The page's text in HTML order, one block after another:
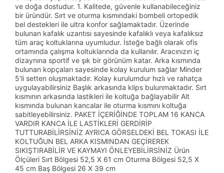
ve doğa dostudur. 1. Kalitede, güvenle kullanabileceğiniz
bir üründür. Sırt ve oturma kısmındaki bombeli ortopedik
bel destekleri ile ultra konfor sağlamaktadır. Üzerinde
bulunan kafalık uzantısı sayesinde kafalıklı veya kafalıksız
tüm araç koltuklarına uyumludur. İsteğe bağlı olarak ofis
ortamında çalışma koltuklarında da kullanılır. Aracınızın iç
dizaynına sportif ve şık bir görünüm katar. Arka kısmında
bulunan kopçaları sayesinde kolay kurulum sağlar Minder
5'li setten oluşmaktadır. Kolay kurulumdur hızlı ve rahatça
uygulayabilirsiniz Başlık arkasında klips bulunmaktadır. Sırt
kısmının arkasında lastikleri ile koltuğa bağlayabilir Alt
kısmında bulunan kancalar ile oturma kısmını koltuğa
sabitleyebilirsiniz. PAKET İÇERİĞİNDE TOPLAM 16 KANCA
VARDIR KANCA İLE LASTİKLERİ GERDİRİP
TUTTURABİLİRSİNİZ AYRICA GÖRSELDEKİ BEL TOKASI İLE
KOLTUĞUN BEL ARKA KISMINDAN GEÇİREREK
SIKIŞTIRABİLİR VE KAYMAYI ÖNLEYEBİLİRSİNİZ Ürün
Ölçüleri Sırt Bölgesi 52,5 X 61 cm Oturma Bölgesi 52,5 X
45 cm Baş Bölgesi 26 X 39 cm